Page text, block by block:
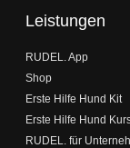
Leistungen
RUDEL. App
Shop
Erste Hilfe Hund Kit
Erste Hilfe Hund
RUDEL. für